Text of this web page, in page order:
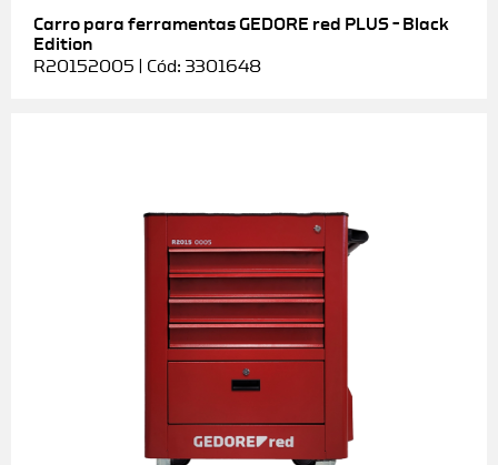
Carro para ferramentas GEDORE red PLUS – Black
Edition
R20152005 | Cód: 3301648